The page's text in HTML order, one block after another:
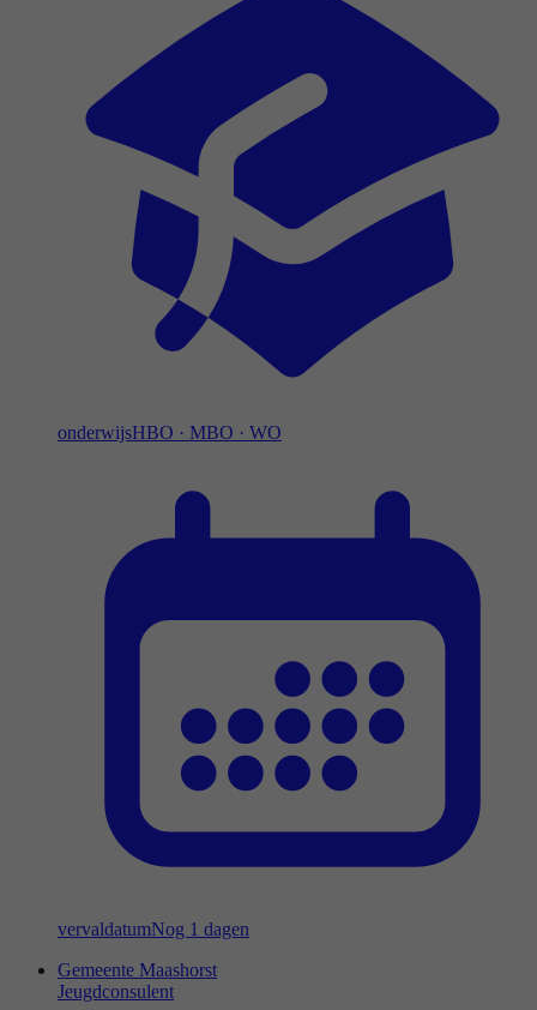
onderwijsHBO · MBO · WO
vervaldatumNog 1 dagen
Gemeente Maashorst
Jeugdconsulent